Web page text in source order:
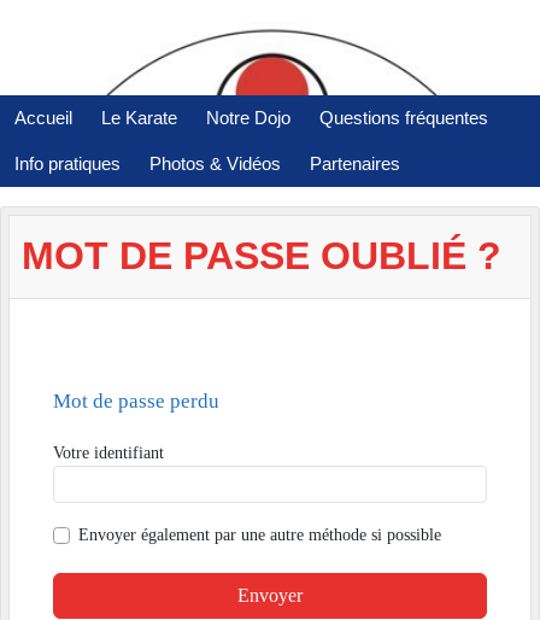
Accueil Le Karate Notre Dojo Questions fréquentes
Info pratiques Photos & Vidéos Partenaires
MOT DE PASSE OUBLIÉ ?
Mot de passe perdu
Votre identifiant
Envoyer également par une autre méthode si possible
Envoyer